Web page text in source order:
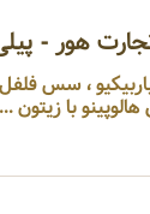
هور -
، سس
با زیتون ...